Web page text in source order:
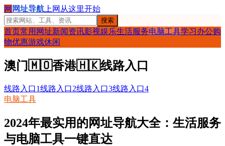
网 网址导航 上网从这里开始
搜索
首页常用网址新闻资讯影视娱乐生活服务电脑工具学习办公购
物优惠游戏休闲
澳门🇲🇴香港🇭🇰线路入口
线路入口1线路入口2线路入口3线路入口4
电脑工具
2024年最实用的网址导航大全：生活服务
与电脑工具一键直达